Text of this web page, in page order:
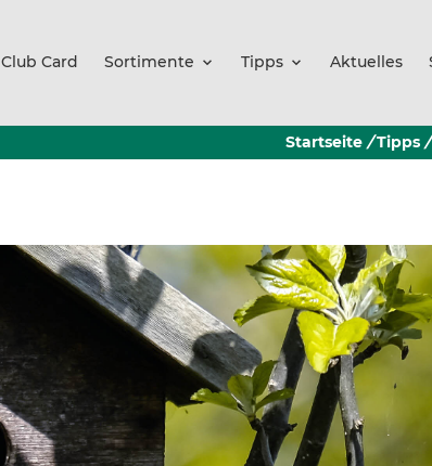
Club Card Sortimente Tipps Aktuelles
Startseite / Tipps /